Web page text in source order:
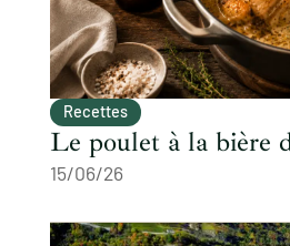
Recettes
Le poulet à la bière
15/06/26